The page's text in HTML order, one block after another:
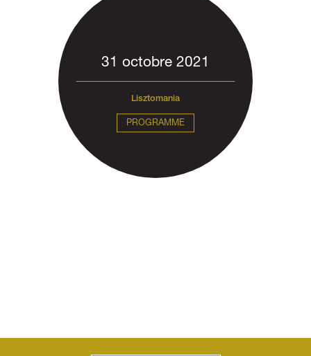
31 octobre 2021
Lisztomania
PROGRAMME